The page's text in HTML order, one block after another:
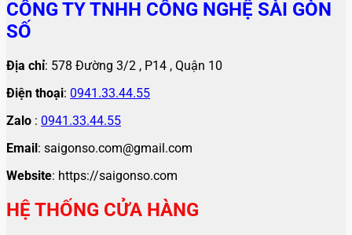
CÔNG TY TNHH CÔNG NGHỆ SÀI GÒN
SỐ
Địa chỉ: 578 Đường 3/2 , P14 , Quận 10
Điện thoại: 0941.33.44.55
Zalo : 0941.33.44.55
Email: saigonso.com@gmail.com
Website: https://saigonso.com
HỆ THỐNG CỬA HÀNG